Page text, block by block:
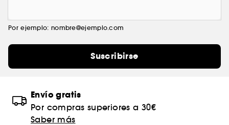
Por ejemplo: nombre@ejemplo.com
Suscribirse
Envío gratis
Por compras superiores a 30€
Saber más